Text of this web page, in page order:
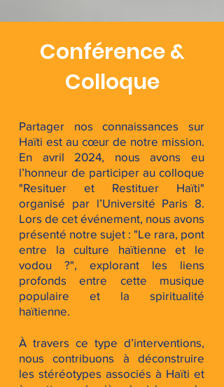
Conférence &
Colloque
Partager nos connaissances sur
Haïti est au cœur de notre mission.
En avril 2024, nous avons eu
l’honneur de participer au colloque
"Resituer et Restituer Haïti"
organisé par l’Université Paris 8.
Lors de cet événement, nous avons
présenté notre sujet : "Le rara, pont
entre la culture haïtienne et le
vodou ?", explorant les liens
profonds entre cette musique
populaire et la spiritualité
haïtienne.
À travers ce type d’interventions,
nous contribuons à déconstruire
les stéréotypes associés à Haïti et